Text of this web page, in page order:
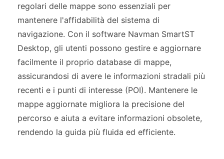
regolari delle mappe sono essenziali per
mantenere l'affidabilità del sistema di
navigazione. Con il software Navman SmartST
Desktop, gli utenti possono gestire e aggiornare
facilmente il proprio database di mappe,
assicurandosi di avere le informazioni stradali più
recenti e i punti di interesse (POI). Mantenere le
mappe aggiornate migliora la precisione del
percorso e aiuta a evitare informazioni obsolete,
rendendo la guida più fluida ed efficiente.